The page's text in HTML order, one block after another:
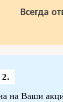
Всегда
на Ваши